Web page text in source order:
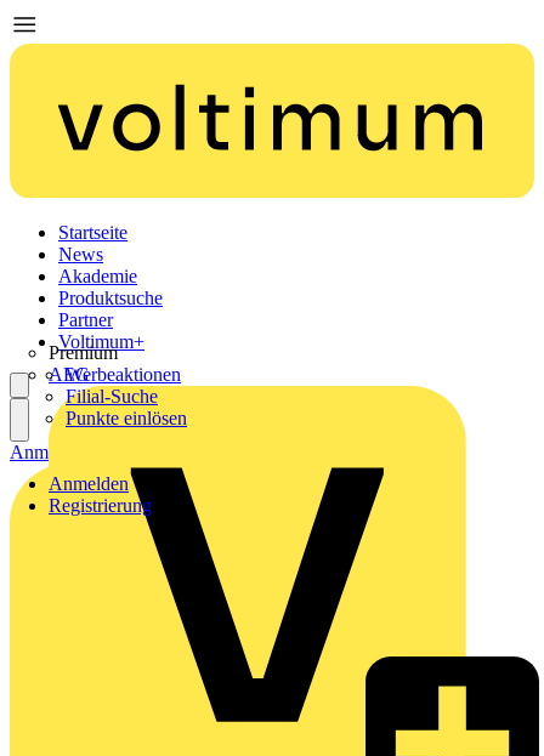
Startseite
News
Akademie
Produktsuche
Partner
Premium
AEG
Voltimum+
Werbeaktionen
Filial-Suche
Punkte einlösen
Anmelden
Registrierung
Anmelden